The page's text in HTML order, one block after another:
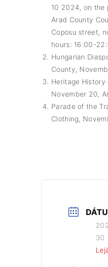
10 2024, on the
Arad County
Coposu street,
hours: 16:00-
Hungarian
County,
Heritage
November 20,
Parade of the
Clothing,
30